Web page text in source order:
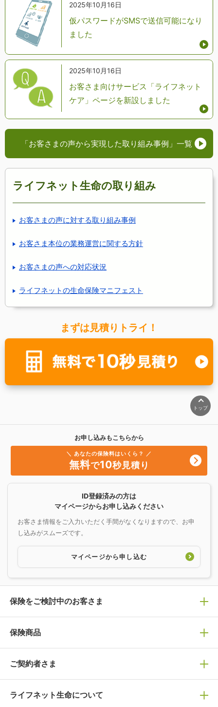
2025年10月16日
仮パスワードがSMSで送信可能になり
ました
2025年10月16日
お客さま向けサービス「ライフネット
ケア」ページを新設しました
「お客さまの声から実現した取り組み事例」 一覧
ライフネット生命の取り組み
お客さまの声に対する取り組み事例
お客さま本位の業務運営に関する方針
お客さまの声への対応状況
ライフネットの生命保険マニフェスト
まずは見積りトライ！
トップ
お申し込みもこちらから
＼ あなたの保険料はいくら？ ／
無料で10秒見積り
ID登録済みの方は
マイページからお申し込みください
お客さま情報をご入力いただく手間がなくなりますので、お申
し込みがスムーズです。
マイページから申し込む
保険をご検討中のお客さま
保険の選び方
保険選びで迷っている方はチェック！
保険の基礎知識や選び方を解説！
保険商品
保険商品一覧
万が一に備える
ご契約者さま
マイページログイン
ライフネット生命について